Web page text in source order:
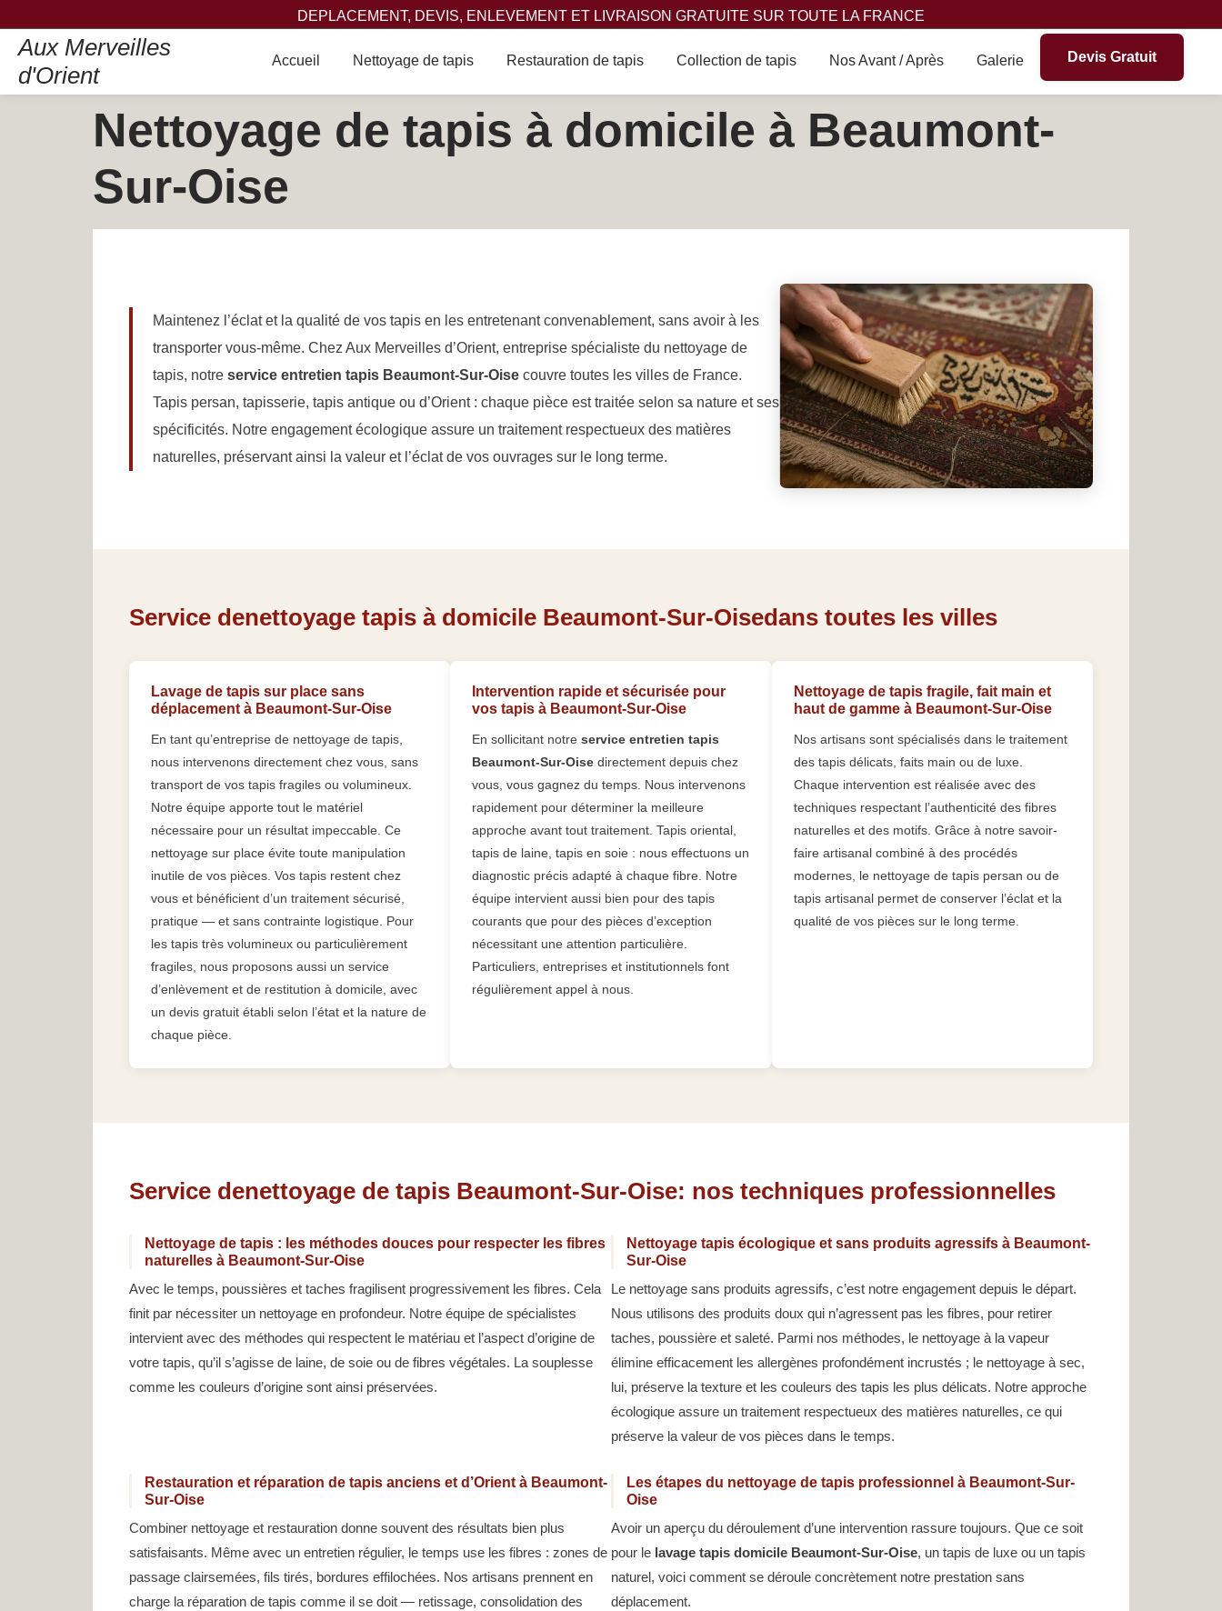
DEPLACEMENT, DEVIS, ENLEVEMENT ET LIVRAISON GRATUITE SUR TOUTE LA FRANCE
Aux Merveilles
d'Orient
Accueil Nettoyage de tapis Restauration de tapis Collection de tapis Nos Avant / Après Galerie Devis Gratuit
Nettoyage de tapis à domicile à Beaumont-
Sur-Oise
Maintenez l’éclat et la qualité de vos tapis en les entretenant convenablement, sans avoir à les
transporter vous-même. Chez Aux Merveilles d’Orient, entreprise spécialiste du nettoyage de
tapis, notre service entretien tapis Beaumont-Sur-Oise couvre toutes les villes de France.
Tapis persan, tapisserie, tapis antique ou d’Orient : chaque pièce est traitée selon sa nature et ses
spécificités. Notre engagement écologique assure un traitement respectueux des matières
naturelles, préservant ainsi la valeur et l’éclat de vos ouvrages sur le long terme.
Service denettoyage tapis à domicile Beaumont-Sur-Oisedans toutes les villes
Lavage de tapis sur place sans
déplacement à Beaumont-Sur-Oise
En tant qu’entreprise de nettoyage de tapis,
nous intervenons directement chez vous, sans
transport de vos tapis fragiles ou volumineux.
Notre équipe apporte tout le matériel
nécessaire pour un résultat impeccable. Ce
nettoyage sur place évite toute manipulation
inutile de vos pièces. Vos tapis restent chez
vous et bénéficient d’un traitement sécurisé,
pratique — et sans contrainte logistique. Pour
les tapis très volumineux ou particulièrement
fragiles, nous proposons aussi un service
d’enlèvement et de restitution à domicile, avec
un devis gratuit établi selon l’état et la nature de
chaque pièce.
Intervention rapide et sécurisée pour
vos tapis à Beaumont-Sur-Oise
En sollicitant notreservice entretien tapis
Beaumont-Sur-Oise directement depuis chez
vous, vous gagnez du temps. Nous intervenons
rapidement pour déterminer la meilleure
approche avant tout traitement. Tapis oriental,
tapis de laine, tapis en soie : nous effectuons un
diagnostic précis adapté à chaque fibre. Notre
équipe intervient aussi bien pour des tapis
courants que pour des pièces d’exception
nécessitant une attention particulière.
Particuliers, entreprises et institutionnels font
régulièrement appel à nous.
Nettoyage de tapis fragile, fait main et
haut de gamme à Beaumont-Sur-Oise
Nos artisans sont spécialisés dans le traitement
des tapis délicats, faits main ou de luxe.
Chaque intervention est réalisée avec des
techniques respectant l’authenticité des fibres
naturelles et des motifs. Grâce à notre savoir-
faire artisanal combiné à des procédés
modernes, le nettoyage de tapis persan ou de
tapis artisanal permet de conserver l’éclat et la
qualité de vos pièces sur le long terme.
Service denettoyage de tapis Beaumont-Sur-Oise: nos techniques professionnelles
Nettoyage de tapis : les méthodes douces pour respecter les fibres
naturelles à Beaumont-Sur-Oise
Avec le temps, poussières et taches fragilisent progressivement les fibres. Cela
finit par nécessiter un nettoyage en profondeur. Notre équipe de spécialistes
intervient avec des méthodes qui respectent le matériau et l’aspect d’origine de
votre tapis, qu’il s’agisse de laine, de soie ou de fibres végétales. La souplesse
comme les couleurs d’origine sont ainsi préservées.
Nettoyage tapis écologique et sans produits agressifs à Beaumont-
Sur-Oise
Le nettoyage sans produits agressifs, c’est notre engagement depuis le départ.
Nous utilisons des produits doux qui n’agressent pas les fibres, pour retirer
taches, poussière et saleté. Parmi nos méthodes, le nettoyage à la vapeur
élimine efficacement les allergènes profondément incrustés ; le nettoyage à sec,
lui, préserve la texture et les couleurs des tapis les plus délicats. Notre approche
écologique assure un traitement respectueux des matières naturelles, ce qui
préserve la valeur de vos pièces dans le temps.
Restauration et réparation de tapis anciens et d’Orient à Beaumont-
Sur-Oise
Combiner nettoyage et restauration donne souvent des résultats bien plus
satisfaisants. Même avec un entretien régulier, le temps use les fibres : zones de
passage clairsemées, fils tirés, bordures effilochées. Nos artisans prennent en
charge la réparation de tapis comme il se doit — retissage, consolidation des
Les étapes du nettoyage de tapis professionnel à Beaumont-Sur-
Oise
Avoir un aperçu du déroulement d’une intervention rassure toujours. Que ce soit
pour le lavage tapis domicile Beaumont-Sur-Oise, un tapis de luxe ou un tapis
naturel, voici comment se déroule concrètement notre prestation sans
déplacement.